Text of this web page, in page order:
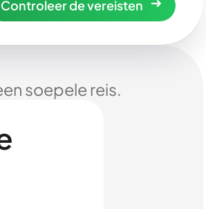
Controleer de vereisten
soepele reis.